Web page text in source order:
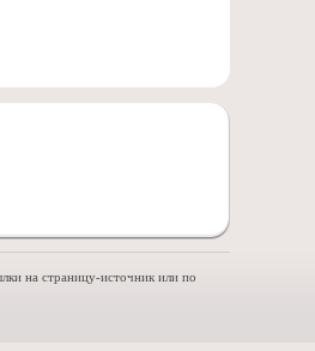
на страницу-источник или по